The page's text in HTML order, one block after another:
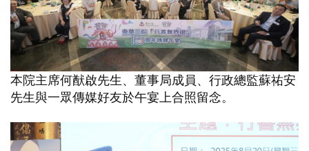
本院主席何猷啟先生、董事局成員、行政總監蘇祐安
先生與一眾傳媒好友於午宴上合照留念。